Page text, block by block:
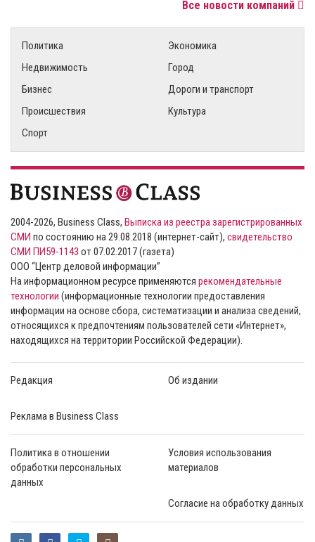
Все новости компаний
Политика
Экономика
Недвижимость
Город
Бизнес
Дороги и транспорт
Происшествия
Культура
Спорт
2004-2026, Business Class, Выписка из реестра зарегистрированных
СМИ по состоянию на 29.08.2018 (интернет-сайт), свидетельство
СМИ ПИ59-1143 от 07.02.2017 (газета)
ООО “Центр деловой информации”
На информационном ресурсе применяются рекомендательные
технологии (информационные технологии предоставления
информации на основе сбора, систематизации и анализа сведений,
относящихся к предпочтениям пользователей сети «Интернет»,
находящихся на территории Российской Федерации).
Редакция Об издании
Реклама в Business Class
Политика в отношении
обработки персональных
данных
Условия использования
материалов
Согласие на обработку данных